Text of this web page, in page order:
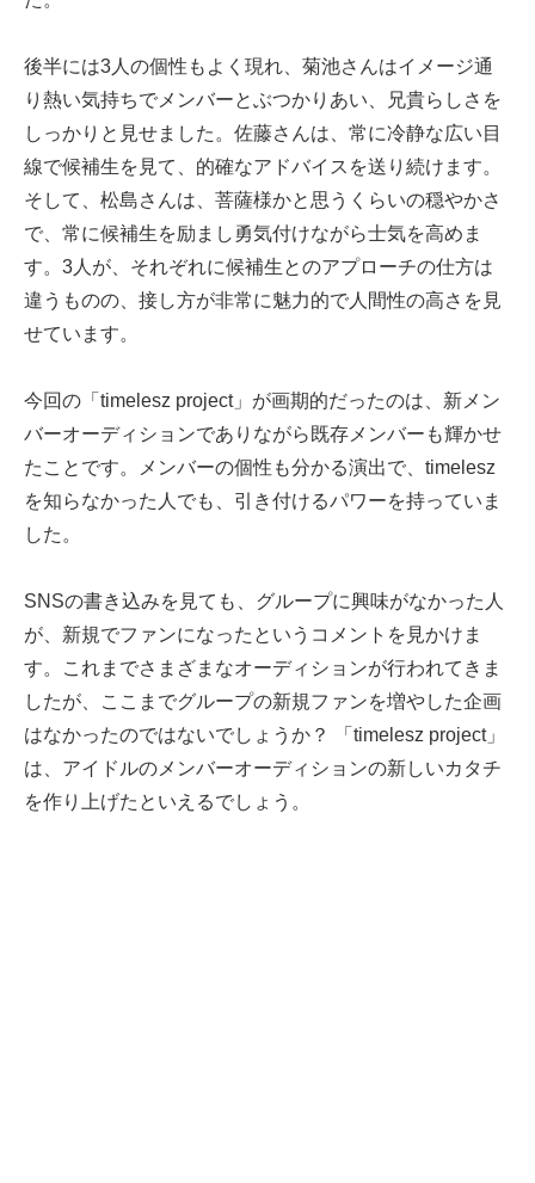
後半には3人の個性もよく現れ、菊池さんはイメージ通
り熱い気持ちでメンバーとぶつかりあい、兄貴らしさを
しっかりと見せました。佐藤さんは、常に冷静な広い目
線で候補生を見て、的確なアドバイスを送り続けます。
そして、松島さんは、菩薩様かと思うくらいの穏やかさ
で、常に候補生を励まし勇気付けながら士気を高めま
す。3人が、それぞれに候補生とのアプローチの仕方は
違うものの、接し方が非常に魅力的で人間性の高さを見
せています。
今回の「timelesz project」が画期的だったのは、新メン
バーオーディションでありながら既存メンバーも輝かせ
たことです。メンバーの個性も分かる演出で、timelesz
を知らなかった人でも、引き付けるパワーを持っていま
した。
SNSの書き込みを見ても、グループに興味がなかった人
が、新規でファンになったというコメントを見かけま
す。これまでさまざまなオーディションが行われてきま
したが、ここまでグループの新規ファンを増やした企画
はなかったのではないでしょうか？ 「timelesz project」
は、アイドルのメンバーオーディションの新しいカタチ
を作り上げたといえるでしょう。